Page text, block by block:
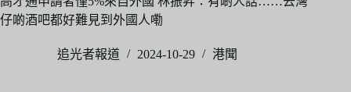
仔啲酒吧都好難見到外國人嘞
追光者報道 2024-10-29 港聞